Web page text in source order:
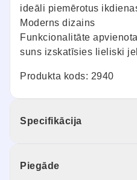
ideāli piemērotus
Moderns dizains
Funkcionalitāte
suns izskatīsies lieliski
Produkta kods: 2940
Specifikācija
Piegāde